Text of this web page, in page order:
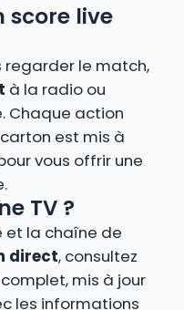
score live
regarder le match,
à la radio ou
Chaque action
est mis à
vous offrir une
TV ?
et la chaîne de
direct, consultez
mis à jour
les informations